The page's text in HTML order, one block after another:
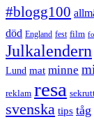
#blogg100
död England fest film
Julkalendern
Lund mat minne
reklam resa
svenska tips tåg